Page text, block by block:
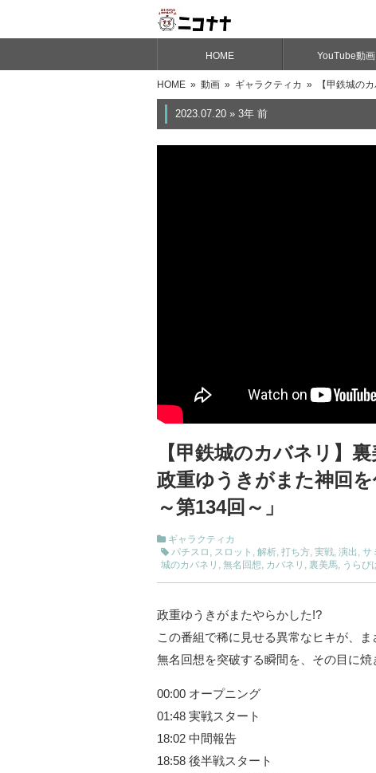
HOME YouTube動画
HOME » 動画 » ギャラクティカ » 【甲鉄城のカ
2023.07.20 » 3年 前
【甲鉄城のカバネリ】
政重ゆうきがまた神回
～第134回～」
ギャラクティカ
パチスロ
スロット 解析 打ち方 実戦 演出 サ
城のカバネリ
無名回想 カバネリ 裏美馬 うらび
政重ゆうきがまたやらかした!?
この番組で稀に見せる異常なヒキが、
無名回想を突破する瞬間を、その目に焼
00:00 オープニング
01:48 実戦スタート
18:02 中間報告
18:58 後半戦スタート